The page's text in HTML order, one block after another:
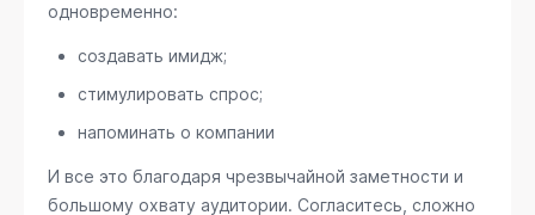
одновременно:
создавать имидж;
стимулировать спрос;
напоминать о компании
И все это благодаря чрезвычайной заметности и
большому охвату аудитории. Согласитесь, сложно